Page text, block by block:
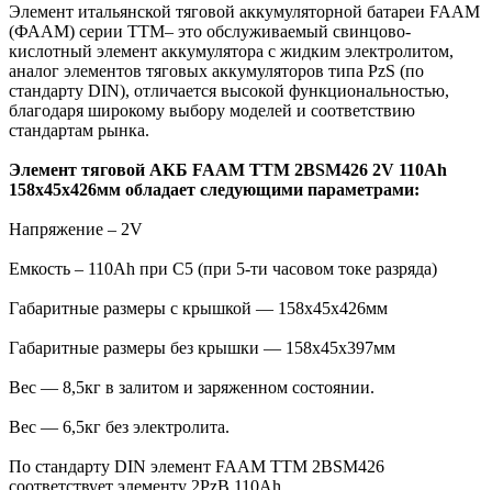
Элемент итальянской тяговой аккумуляторной батареи FAAM
(ФААМ) серии TTM– это обслуживаемый свинцово-
кислотный элемент аккумулятора с жидким электролитом,
аналог элементов тяговых аккумуляторов типа PzS (по
стандарту DIN), отличается высокой функциональностью,
благодаря широкому выбору моделей и соответствию
стандартам рынка.
Элемент тяговой АКБ FAAM TTM 2BSM426 2V 110Ah
158x45x426мм обладает следующими параметрами:
Напряжение – 2V
Емкость – 110Ah при С5 (при 5-ти часовом токе разряда)
Габаритные размеры с крышкой — 158x45x426мм
Габаритные размеры без крышки — 158x45x397мм
Вес — 8,5кг в залитом и заряженном состоянии.
Вес — 6,5кг без электролита.
По стандарту DIN элемент FAAM TTM 2BSM426
соответствует элементу 2PzB 110Ah.